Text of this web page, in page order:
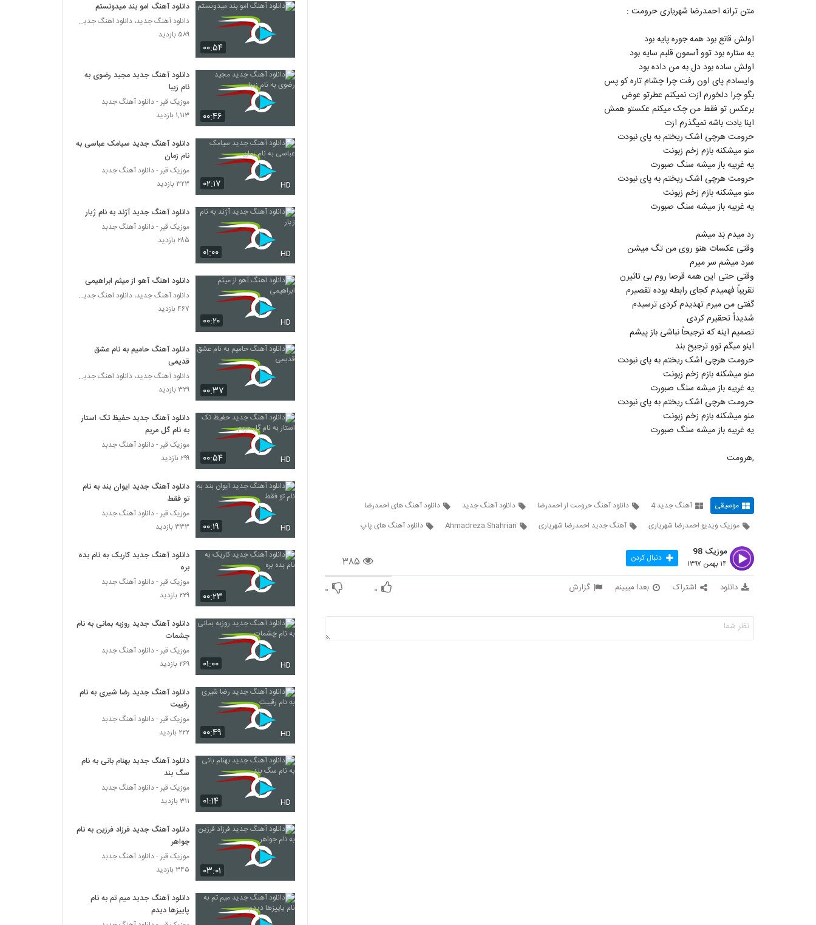
Mohammad Divani Taranome Khiyal
۳۲۴ بازدید
آهنگ کنارم نباشی از محمد دهقان پور(پاپ)
۳۵۷ بازدید
دانلود آهنگ ماه من از محمد دهقان به همراه
متن ترانه
دانلود آهنگ تموم دنیامی از محمد دستجردی
دانلود آهنگ محمدسینا اسکندری کوه غرور
(Mohammadsina Eskandari Koohe
Ghoroor)
۴۸۳ بازدید
دانلود آهنگ عالیجناب (رمیکس 2) از ایوان بند
آهنگ من همونم از مسعود نجاریان(پاپ)
۴۵۱ بازدید
دانلود آهنگ جدید و زیبای رضا مدنی با نام دلبر
جان
۳۹۷ بازدید
موزیک زیبای حس خوب از محمد جم
۳۷۶ بازدید
دانلود آهنگ محمد کمالی نسب دیوونه ی دوست
داشتنی (Mohammad Kamali Nasab
Divooneye Doost Dashtani)۵۶۰ بازدید
آهنگ زندگیم شدی از محمد کریمی(پاپ)
۳۹۵ بازدید
دانلود آهنگ محمد کرمی مجنون لیلا
(Mohammad Karami Majnoone Leila)
۷۶۹ بازدید
دانلود آهنگ دوست دارم از محمد خلیلی
۶۴۰ بازدید
Khalili Raft)
۵۰۴ بازدید
دانلود آهنگ من و تو از محمد خلج
۸۰۲ بازدید
دانلود آهنگ مادر از محمد خوارزمی
آهنگ نه این حق من نبود از محمدرضا
کیارستمی(پاپ)
۴۶۶ بازدید
موزیک زیبای سهم من از محمد محکوم
۳۴۸ بازدید
متن ترانه احمدرضا شهریاری حرومت :
اولش قانع بود همه جوره پایه بود
یه ستاره بود توو آسمون قلبم سایه بود
اولش ساده بود دل به من داده بود
وایسادم پای اون رفت چرا چشام تاره کو پس
بگو چرا دلخورم ازت نمیکنم عطرتو عوض
برعکس تو فقط من چک میکنم عکستو همش
اینا یادت باشه نمیگذرم ازت
حرومت هرچی اشک ریختم به پای نبودت
منو میشکنه بازم زخم زبونت
یه غریبه باز میشه سنگ صبورت
حرومت هرچی اشک ریختم به پای نبودت
منو میشکنه بازم زخم زبونت
یه غریبه باز میشه سنگ صبورت
رد میدم بَد میشم
وقتی عکسات هنو روی من تگ میشن
سرد میشم سر میرم
وقتی حتی این همه قرصا روم بی تاثیرن
تقریباً فهمیدم کجای رابطه بوده تقصیرم
گفتی من میرم تهدیدم کردی ترسیدم
شدیداً تحقیرم کردی
تصمیم اینه که ترجیحاً نباشی باز پیشم
اینو میگم توو ترجیح بند
حرومت هرچی اشک ریختم به پای نبودت
منو میشکنه بازم زخم زبونت
یه غریبه باز میشه سنگ صبورت
حرومت هرچی اشک ریختم به پای نبودت
منو میشکنه بازم زخم زبونت
یه غریبه باز میشه سنگ صبورت
,هرومت
موسیقی آهنگ جدید 4 دانلود آهنگ حرومت از احمدرضا دانلود آهنگ جدید
دانلود آهنگ های احمدرضا
موزیک ویدیو احمدرضا شهریاری
آهنگ جدید احمدرضا شهریاری Ahmadreza Shahriari دانلود آهنگ های پاپ
۳۸۵
موزیک 98
۱۴ بهمن ۱۳۹۷ دنبال کردن
دانلود اشتراک بعدا میبینم گزارش ۰ ۰
۰۰:۵۴
دانلود آهنگ امو بند میدونستم
دانلود آهنگ جدید، دانلود اهنگ جدید ایرانی
۵۸۹ بازدید
۰۰:۴۶
دانلود آهنگ جدید مجید رضوی به
نام زیبا
موزیک قیر - دانلود آهنگ جدبد
۱,۱۱۳ بازدید
۰۲:۱۷ HD
دانلود آهنگ جدید سیامک عباسی به
نام زمان
موزیک قیر - دانلود آهنگ جدبد
۳۲۳ بازدید
۰۱:۰۰ HD
دانلود آهنگ جدید آژند به نام ژیار
موزیک قیر - دانلود آهنگ جدبد
۲۸۵ بازدید
۰۰:۲۰ HD
دانلود اهنگ آهو از میثم ابراهیمی
دانلود آهنگ جدید، دانلود اهنگ جدید ایرانی
۴۶۷ بازدید
۰۰:۳۷
دانلود آهنگ حامیم به نام عشق
قدیمی
دانلود آهنگ جدید، دانلود اهنگ جدید ایرانی
۳۲۹ بازدید
۰۰:۵۴ HD
دانلود آهنگ جدید حفیظ تک استار
به نام گل مریم
موزیک قیر - دانلود آهنگ جدبد
۲۹۹ بازدید
۰۰:۱۹ HD
دانلود آهنگ جدید ایوان بند به نام
تو فقط
موزیک قیر - دانلود آهنگ جدبد
۳۳۳ بازدید
۰۰:۲۳
دانلود آهنگ جدید کاریک به نام بده
بره
موزیک قیر - دانلود آهنگ جدبد
۲۲۹ بازدید
۰۱:۰۰ HD
دانلود آهنگ جدید روزبه بمانی به نام
چشمات
موزیک قیر - دانلود آهنگ جدبد
۲۶۹ بازدید
۰۰:۴۹ HD
دانلود آهنگ جدید رضا شیری به نام
رقیبت
موزیک قیر - دانلود آهنگ جدبد
۲۲۲ بازدید
۰۱:۱۴ HD
دانلود آهنگ جدید بهنام بانی به نام
سگ بند
موزیک قیر - دانلود آهنگ جدبد
۳۱۱ بازدید
۰۳:۰۱
دانلود آهنگ جدید فرزاد فرزین به نام
جواهر
موزیک قیر - دانلود آهنگ جدبد
۳۴۵ بازدید
دانلود آهنگ جدید میم تم به نام
پاییزها دیدم